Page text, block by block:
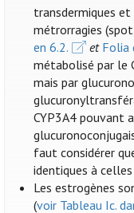
transdermiques
métrorragies
en 6.2.
et Folia
métabolisé par le
mais par
CYP3A4 pouvant
faut considérer
identiques à
Les estrogènes
(voir Tableau Ic.